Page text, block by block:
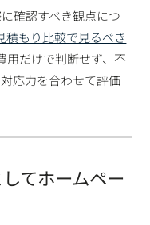
確認すべき観点につ
もり比較で見るべき
用だけで判断せず、不
応力を合わせて評価
てホームペー